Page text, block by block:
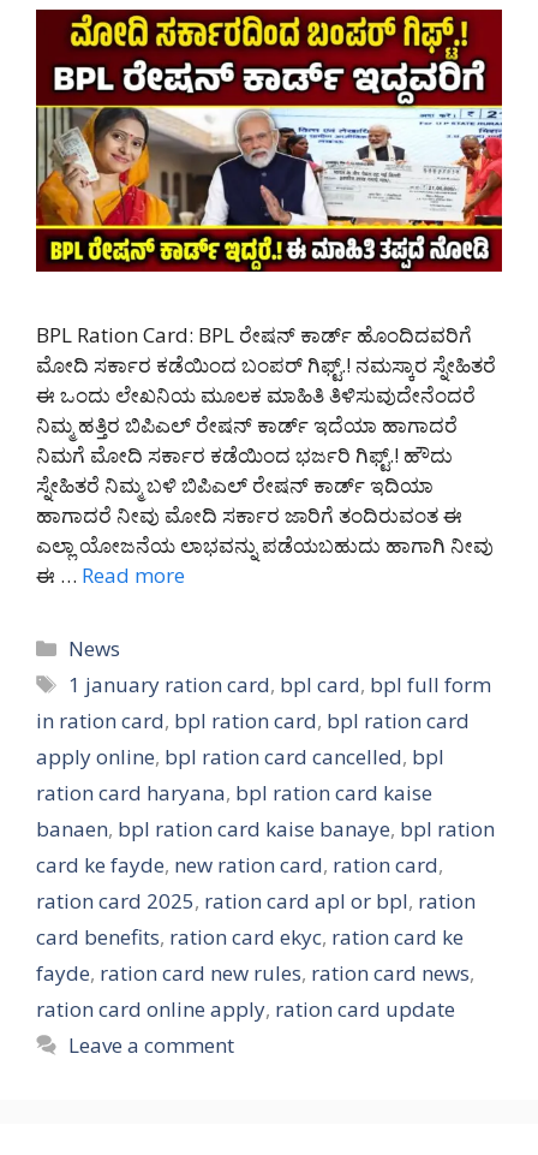
BPL Ration Card: BPL ರೇಷನ್ ಕಾರ್ಡ್ ಹೊಂದಿದವರಿಗೆ
ಮೋದಿ ಸರ್ಕಾರ ಕಡೆಯಿಂದ ಬಂಪರ್ ಗಿಫ್ಟ್.! ನಮಸ್ಕಾರ ಸ್ನೇಹಿತರೆ
ಈ ಒಂದು ಲೇಖನಿಯ ಮೂಲಕ ಮಾಹಿತಿ ತಿಳಿಸುವುದೇನೆಂದರೆ
ನಿಮ್ಮ ಹತ್ತಿರ ಬಿಪಿಎಲ್ ರೇಷನ್ ಕಾರ್ಡ್ ಇದೆಯಾ ಹಾಗಾದರೆ
ನಿಮಗೆ ಮೋದಿ ಸರ್ಕಾರ ಕಡೆಯಿಂದ ಭರ್ಜರಿ ಗಿಫ್ಟ್.! ಹೌದು
ಸ್ನೇಹಿತರೆ ನಿಮ್ಮ ಬಳಿ ಬಿಪಿಎಲ್ ರೇಷನ್ ಕಾರ್ಡ್ ಇದಿಯಾ
ಹಾಗಾದರೆ ನೀವು ಮೋದಿ ಸರ್ಕಾರ ಜಾರಿಗೆ ತಂದಿರುವಂತ ಈ
ಎಲ್ಲಾ ಯೋಜನೆಯ ಲಾಭವನ್ನು ಪಡೆಯಬಹುದು ಹಾಗಾಗಿ ನೀವು
ಈ … Read more
Categories
News
Tags
1 january ration card, bpl card, bpl full form
in ration card, bpl ration card, bpl ration card
apply online, bpl ration card cancelled, bpl
ration card haryana, bpl ration card kaise
banaen, bpl ration card kaise banaye, bpl ration
card ke fayde, new ration card, ration card,
ration card 2025, ration card apl or bpl, ration
card benefits, ration card ekyc, ration card ke
fayde, ration card new rules, ration card news,
ration card online apply, ration card update
Leave a comment